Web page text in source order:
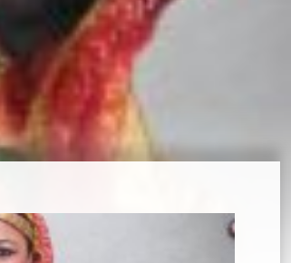
選
單)
[下]，
向
下
開
次